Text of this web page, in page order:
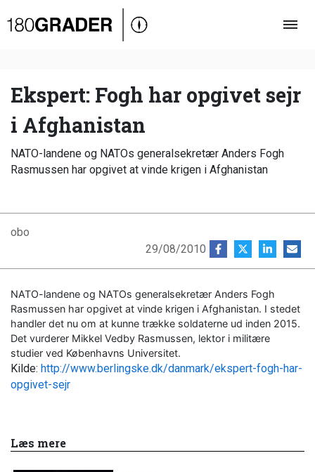
Oversigt
Debat
Video
Podcast
Ekspert: Fogh har opgivet sejr
i Afghanistan
NATO-landene og NATOs generalsekretær Anders Fogh
Rasmussen har opgivet at vinde krigen i Afghanistan
obo
29/08/2010
NATO-landene og NATOs generalsekretær Anders Fogh
Rasmussen har opgivet at vinde krigen i Afghanistan. I stedet
handler det nu om at kunne trække soldaterne ud inden 2015.
Det vurderer Mikkel Vedby Rasmussen, lektor i militære
studier ved Københavns Universitet.
Kilde: http://www.berlingske.dk/danmark/ekspert-fogh-har-
opgivet-sejr
Læs mere